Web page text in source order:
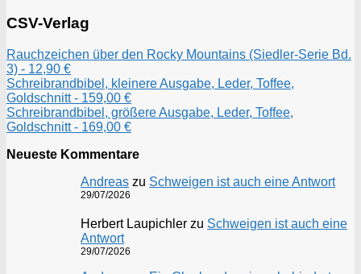
CSV-Verlag
Rauchzeichen über den Rocky Mountains (Siedler-Serie Bd.
3) - 12,90 €
Schreibrandbibel, kleinere Ausgabe, Leder, Toffee,
Goldschnitt - 159,00 €
Schreibrandbibel, größere Ausgabe, Leder, Toffee,
Goldschnitt - 169,00 €
Neueste Kommentare
Andreas zu Schweigen ist auch eine Antwort
29/07/2026
Herbert Laupichler zu Schweigen ist auch eine
Antwort
29/07/2026